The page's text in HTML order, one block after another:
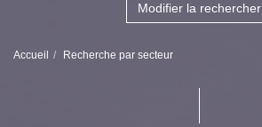
Modifier la rechercher
Accueil Recherche par secteur